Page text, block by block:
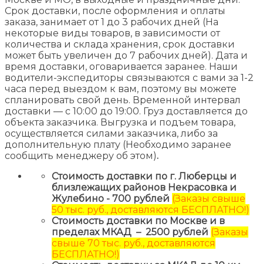
Срок доставки, после оформления и оплаты
заказа, занимает от 1 до 3 рабочих дней (На
некоторые виды товаров, в зависимости от
количества и склада хранения, срок доставки
может быть увеличен до 7 рабочих дней). Дата и
время доставки, оговаривается заранее. Наши
водители-экспедиторы связываются с вами за 1-2
часа перед выездом к вам, поэтому вы можете
спланировать свой день. Временной интервал
доставки — с 10:00 до 19:00. Груз доставляется до
объекта заказчика. Выгрузка и подъем товара,
осуществляется силами заказчика, либо за
дополнительную плату (Необходимо заранее
сообщить менеджеру об этом).
Стоимость доставки по г. Люберцы и
близлежащих районов Некрасовка и
Жулебино - 700 рублей (Заказы свыше
50 тыс. руб., доставляются БЕСПЛАТНО!)
Стоимость доставки по Москве и в
пределах МКАД – 2500 рублей (Заказы
свыше 70 тыс. руб., доставляются
БЕСПЛАТНО!)